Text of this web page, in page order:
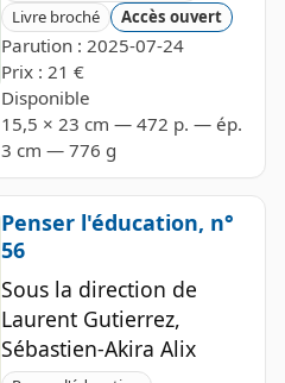
Livre broché
Accès ouvert
Parution : 2025-07-24
Prix : 21 €
Disponible
15,5 × 23 cm — 472 p. — ép.
3 cm — 776 g
Penser l'éducation, n°
56
Sous la direction de
Laurent Gutierrez,
Sébastien-Akira Alix